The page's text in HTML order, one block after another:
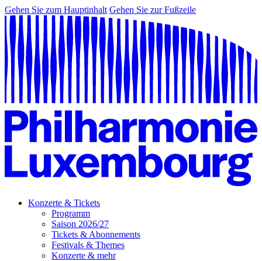
Gehen Sie zum Hauptinhalt Gehen Sie zur Fußzeile
Konzerte & Tickets
Programm
Saison 2026/27
Tickets & Abonnements
Festivals & Themes
Konzerte & mehr